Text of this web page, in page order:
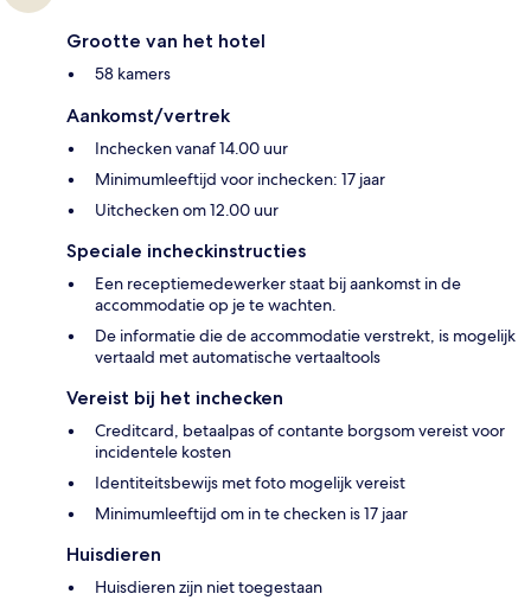
Grootte van het hotel
58 kamers
Aankomst/vertrek
Inchecken vanaf 14.00 uur
Minimumleeftijd voor inchecken: 17 jaar
Uitchecken om 12.00 uur
Speciale incheckinstructies
Een receptiemedewerker staat bij aankomst in de
accommodatie op je te wachten.
De informatie die de accommodatie verstrekt, is mogelijk
vertaald met automatische vertaaltools
Vereist bij het inchecken
Creditcard, betaalpas of contante borgsom vereist voor
incidentele kosten
Identiteitsbewijs met foto mogelijk vereist
Minimumleeftijd om in te checken is 17 jaar
Huisdieren
Huisdieren zijn niet toegestaan